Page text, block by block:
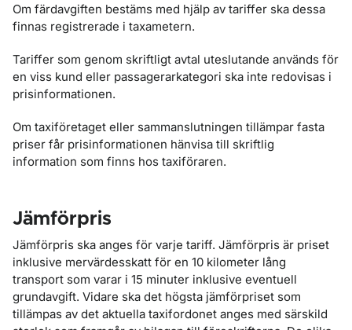
Om färdavgiften bestäms med hjälp av tariffer ska dessa
finnas registrerade i taxametern.
Tariffer som genom skriftligt avtal uteslutande används för
en viss kund eller passagerarkategori ska inte redovisas i
prisinformationen.
Om taxiföretaget eller sammanslutningen tillämpar fasta
priser får prisinformationen hänvisa till skriftlig
information som finns hos taxiföraren.
Jämförpris
Jämförpris ska anges för varje tariff. Jämförpris är priset
inklusive mervärdesskatt för en 10 kilometer lång
transport som varar i 15 minuter inklusive eventuell
grundavgift. Vidare ska det högsta jämförpriset som
tillämpas av det aktuella taxifordonet anges med särskild